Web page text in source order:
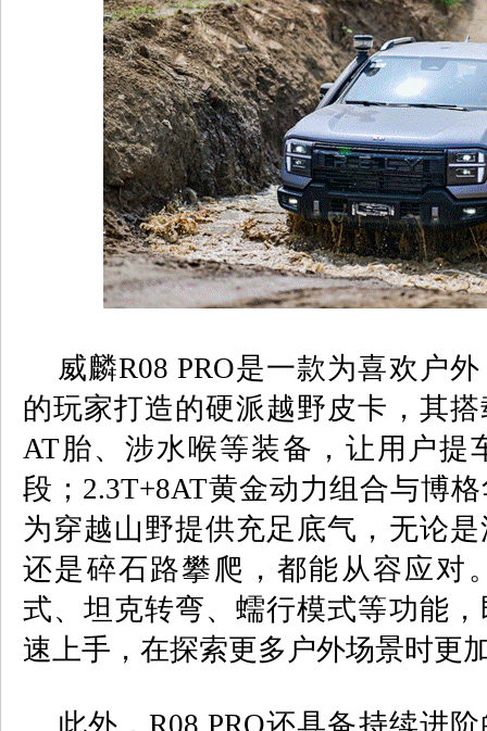
威麟R08 PRO是一款为喜欢户
的玩家打造的硬派越野皮卡，其
AT胎、涉水喉等装备，让用户提
段； 2.3T+8AT黄金动力组合与博
为穿越山野提供充足底气，无论
还是碎石路攀爬，都能从容应对
式、坦克转弯、蠕行模式等功能
速上手，在探索更多户外场景时更
此外，R08 PRO还具备持续进